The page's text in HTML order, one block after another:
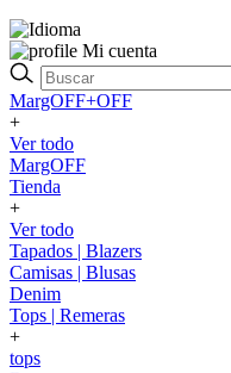
Mi cuenta
MargOFF+OFF
+
Ver todo
MargOFF
Tienda
+
Ver todo
Tapados | Blazers
Camisas | Blusas
Denim
Tops | Remeras
+
tops